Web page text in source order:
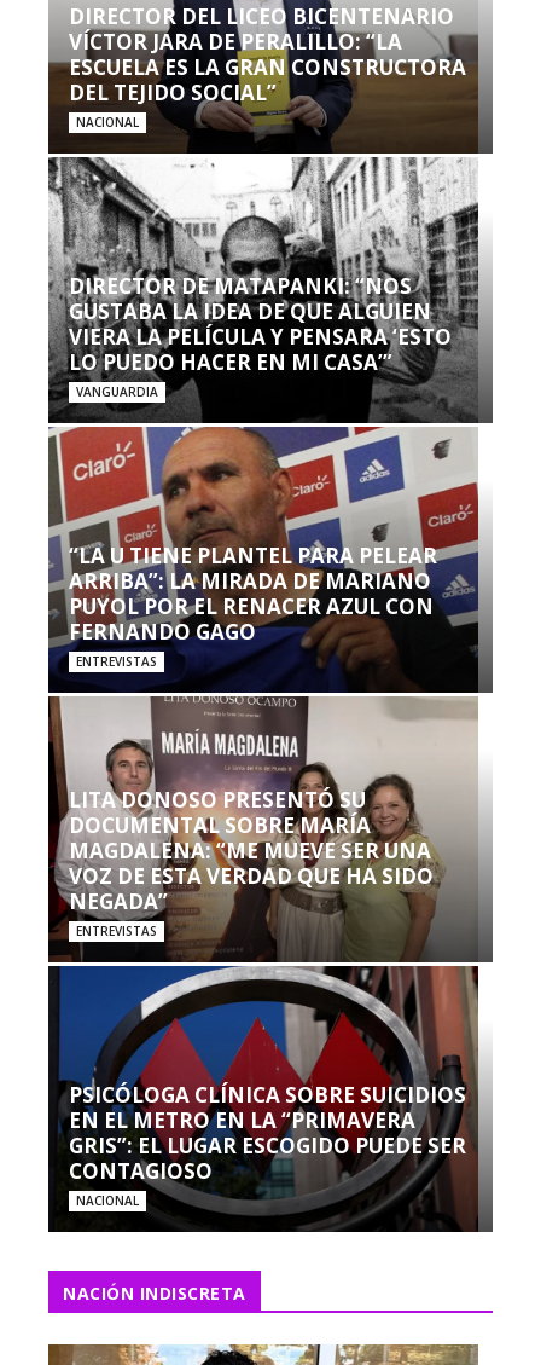
DIRECTOR DEL LICEO BICENTENARIO
VÍCTOR JARA DE PERALILLO: “LA
ESCUELA ES LA GRAN CONSTRUCTORA
DEL TEJIDO SOCIAL”
NACIONAL
DIRECTOR DE MATAPANKI: “NOS
GUSTABA LA IDEA DE QUE ALGUIEN
VIERA LA PELÍCULA Y PENSARA ‘ESTO
LO PUEDO HACER EN MI CASA’”
VANGUARDIA
“LA U TIENE PLANTEL PARA PELEAR
ARRIBA”: LA MIRADA DE MARIANO
PUYOL POR EL RENACER AZUL CON
FERNANDO GAGO
ENTREVISTAS
LITA DONOSO PRESENTÓ SU
DOCUMENTAL SOBRE MARÍA
MAGDALENA: “ME MUEVE SER UNA
VOZ DE ESTA VERDAD QUE HA SIDO
NEGADA”
ENTREVISTAS
PSICÓLOGA CLÍNICA SOBRE SUICIDIOS
EN EL METRO EN LA “PRIMAVERA
GRIS”: EL LUGAR ESCOGIDO PUEDE SER
CONTAGIOSO
NACIONAL
NACIÓN INDISCRETA